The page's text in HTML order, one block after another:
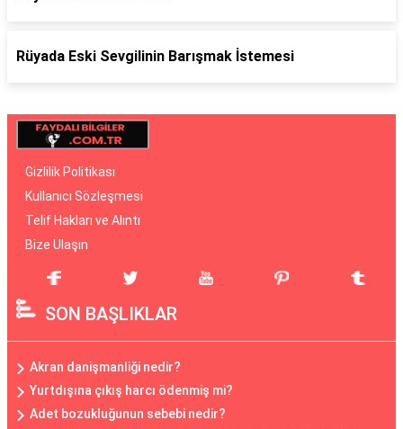
Rüyada Eski Sevgilinin Barışmak İstemesi
Gizlilik Politikası
Kullanıcı Sözleşmesi
Telif Hakları ve Alıntı
Bize Ulaşın
SON BAŞLIKLAR
Akran danişmanliği nedir?
Yurtdışına çıkış harcı ödenmiş mi?
Adet bozukluğunun sebebi nedir?